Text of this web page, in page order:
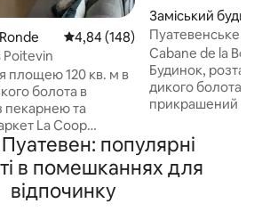
Середня оцінка: 4,84 з 5,
4,84 (148)
Poitevin
площею 120 кв. м в
болота в
пекарнею та
La Coop
приблизно за
Неподалік від
де-Ре, а також
основних
Заміський
e Vanneau-Irleau
Пуатевенське
воді
Cabane de la
Будинок,
дикого болота
прикрашений з
ставок,
риболовлі з
популярні
в помешканнях для
відпочинку